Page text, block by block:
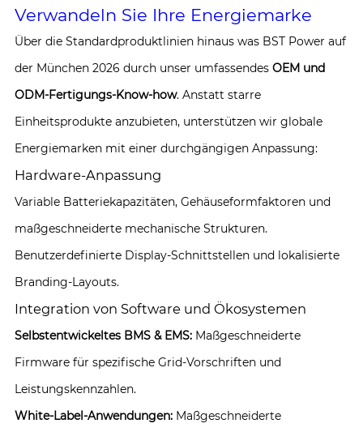
Verwandeln Sie Ihre Energiemarke
Über die Standardproduktlinien hinaus was BST Power auf
der München 2026 durch unser umfassendesOEM und
ODM-Fertigungs-Know-how. Anstatt starre
Einheitsprodukte anzubieten, unterstützen wir globale
Energiemarken mit einer durchgängigen Anpassung:
Hardware-Anpassung
Variable Batteriekapazitäten, Gehäuseformfaktoren und
maßgeschneiderte mechanische Strukturen.
Benutzerdefinierte Display-Schnittstellen und lokalisierte
Branding-Layouts.
Integration von Software und Ökosystemen
Selbstentwickeltes BMS & EMS: Maßgeschneiderte
Firmware für spezifische Grid-Vorschriften und
Leistungskennzahlen.
White-Label-Anwendungen: Maßgeschneiderte